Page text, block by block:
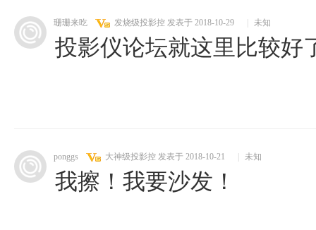
珊珊来吃 发烧级投影控 发表于 2018-10-29 未知
投影仪论坛就这里比较好
ponggs 大神级投影控 发表于 2018-10-21 未知
我擦！我要沙发！